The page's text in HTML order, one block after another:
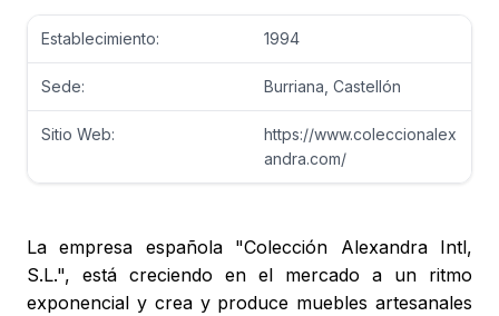
Establecimiento: 1994
Sede: Burriana, Castellón
Sitio Web:
https://www.coleccionalex
andra.com/
La empresa española "Colección Alexandra Intl,
S.L.", está creciendo en el mercado a un ritmo
exponencial y crea y produce muebles artesanales